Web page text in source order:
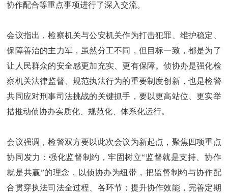
协作配合等重点事项进行了深入交流。
会议指出，检察机关与公安机关作为打击犯罪、维护稳定、
保障善治的主力军，虽然分工不同，但目标一致，都是为了
让人民群众的安全感更加充实、更有保障。侦协办是强化检
察机关法律监督、规范执法行为的重要制度创新，也是检警
共同应对刑事司法挑战的关键抓手，要以更高站位、更实举
措推动侦协办实质化、规范化、体系化运行。
会议强调，检警双方要以此次会议为新起点，聚焦四项重点
协同发力：强化监督制约，牢固树立“监督就是支持、协作
就是共赢”的理念，以侦协办为纽带，把监督制约与协作配
合贯穿执法司法全过程、各环节；提升协作效能，完善定期